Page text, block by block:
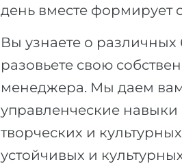
день вместе формирует
Вы узнаете о различных
разовьете свою
менеджера. Мы даем
управленческие
творческих и
устойчивых и